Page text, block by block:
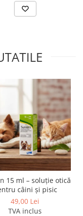
15 ml – soluție otică
câini și pisic
49,00 Lei
TVA inclus